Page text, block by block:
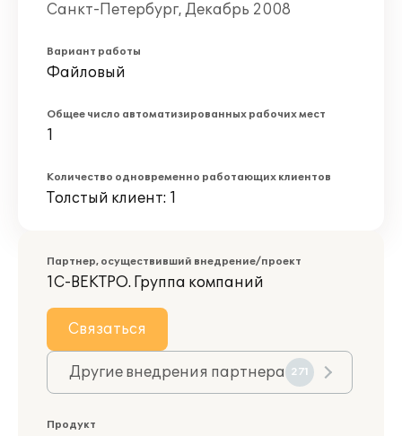
Санкт-Петербург, Декабрь 2008
Вариант работы
Файловый
Общее число автоматизированных рабочих мест
1
Количество одновременно работающих клиентов
Толстый клиент: 1
Партнер, осуществивший внедрение/проект
1С-ВЕКТРО. Группа компаний
Связаться
Другие внедрения партнера 271
Продукт